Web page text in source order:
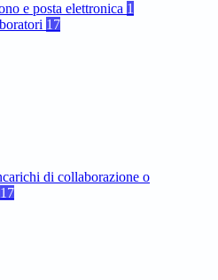
e posta elettronica 1
17
di collaborazione o
17